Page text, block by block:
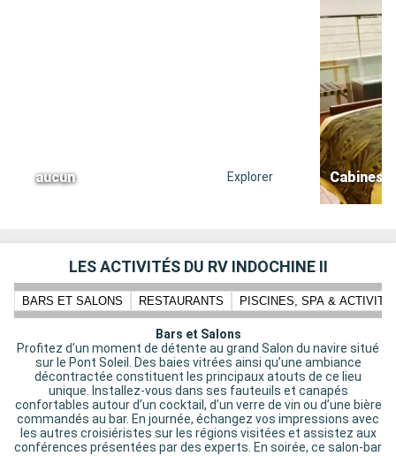
aucun Explorer Cabines
LES ACTIVITÉS DU RV INDOCHINE II
BARS ET SALONS RESTAURANTS PISCINES, SPA &
Bars et Salons
Profitez d’un moment de détente au grand Salon du navire situé
sur le Pont Soleil. Des baies vitrées ainsi qu’une ambiance
décontractée constituent les principaux atouts de ce lieu
unique. Installez-vous dans ses fauteuils et canapés
confortables autour d’un cocktail, d’un verre de vin ou d’une bière
commandés au bar. En journée, échangez vos impressions avec
les autres croisiéristes sur les régions visitées et assistez aux
conférences présentées par des experts. En soirée, ce salon-bar